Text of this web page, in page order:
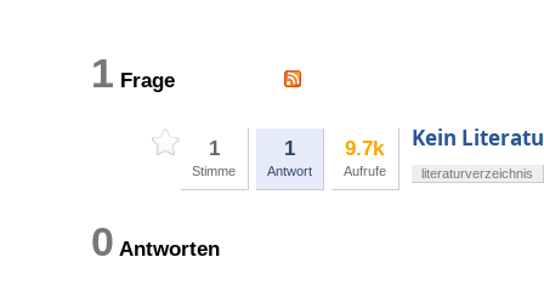
1 Frage
1
Stimme
1
Antwort
9.7k
Aufrufe
Kein
literaturverzeichnis
0 Antworten